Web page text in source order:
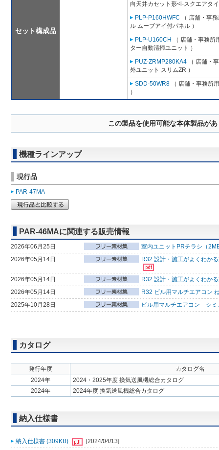
セット構成品
向天井カセット形<i-スクエアタ
PLP-P160HWFC （ 店舗・事
ル ムーブアイ付パネル ）
PLP-U160CH
（ 店舗・事務所
ター自動清掃ユニット ）
PUZ-ZRMP280KA4 （ 店舗・
外ユニット スリムZR ）
SDD-50WR8 （ 店舗・事務所
）
この製品を使用可能な本体製品が
機種ラインアップ
現行品
PAR-47MA
PAR-46MAに関連する販売情報
2026年06月25日
室内ユニットPRチラシ（
2026年05月14日
R32 設計・施工がよくわか
2026年05月14日
R32 設計・施工がよくわか
2026年05月14日
R32 ビル用マルチエアコン
2025年10月28日
ビル用マルチエアコン シミ
カタログ
発行年度
カタログ名
2024年
2024・2025年度 換気送風機総合カタログ
2024年
2024年度 換気送風機総合カタログ
納入仕様書
納入仕様書 (309KB) [2024/04/13]